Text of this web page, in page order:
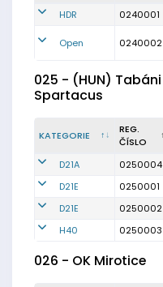
HDR 0240001
Open 0240002
025 - (HUN) Tabáni
Spartacus
KATEGORIE
REG.
ČÍSLO
D21A 0250004
D21E
0250001
D21E
0250002
H40
0250003
026 - OK Mirotice